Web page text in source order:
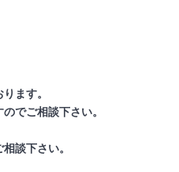
ます。
でご相談下さい。
談下さい。